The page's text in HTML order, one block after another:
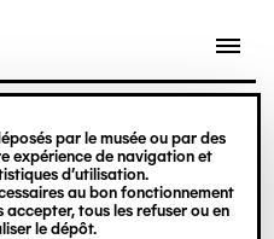
par le musée ou par des
expérience de navigation et
d’utilisation.
au bon fonctionnement
accepter, tous les refuser ou en
le dépôt.